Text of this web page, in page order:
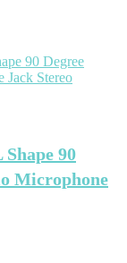
90
Microphone